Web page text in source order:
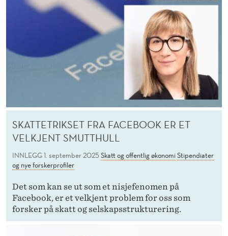
SKATTETRIKSET FRA FACEBOOK ER ET
VELKJENT SMUTTHULL
INNLEGG1. september 2025 Skatt og offentlig økonomi Stipendiater
og nye forskerprofiler
Det som kan se ut som et nisjefenomen på
Facebook, er et velkjent problem for oss som
forsker på skatt og selskapsstrukturering.